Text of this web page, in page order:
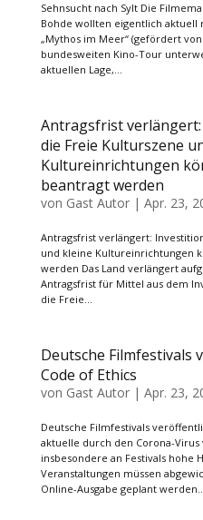
Sehnsucht nach Sylt Die
Bohde wollten eigentlich
„Mythos im Meer“ (gefördert
bundesweiten Kino-Tour
aktuellen Lage,...
Antragsfrist
die Freie Kulturszene
Kultureinrichtungen
beantragt werden
von Gast Autor| Apr. 23,
Antragsfrist verlängert:
und kleine Kultureinrichtungen
werden Das Land verlängert
Antragsfrist für Mittel aus dem
die Freie...
Deutsche Filmfestivals
Code of Ethics
von Gast Autor| Apr. 23,
Deutsche Filmfestivals
aktuelle durch den Corona-
insbesondere an Festivals hohe
Veranstaltungen müssen
Online-Ausgabe geplant